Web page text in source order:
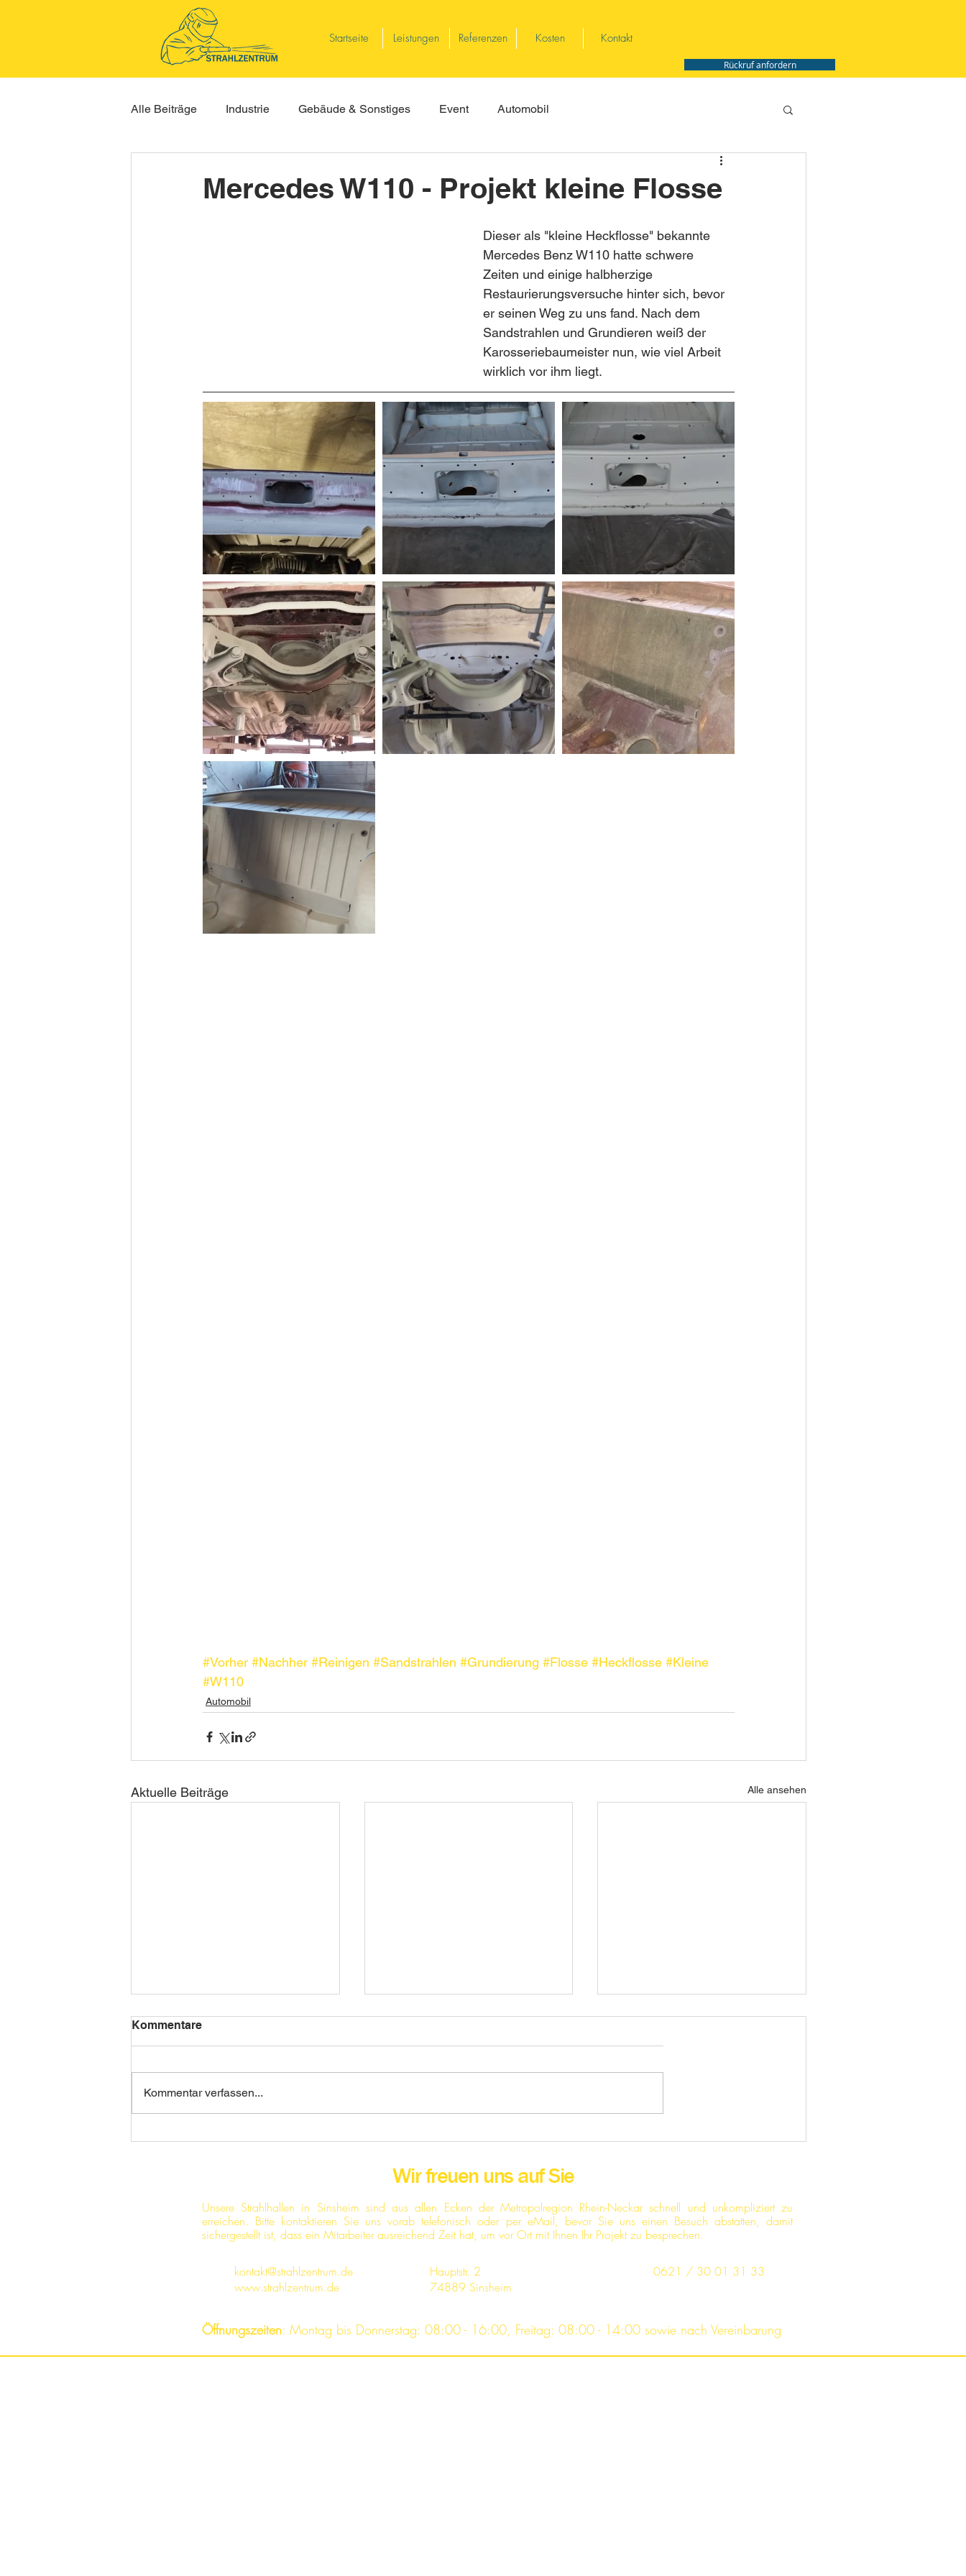
Startseite Leistungen Referenzen Kosten Kontakt
Rückruf anfordern
Alle Beiträge Industrie Gebäude & Sonstiges Event Automobil
Mercedes W110 - Projekt kleine Flosse
Dieser als "kleine Heckflosse" bekannte
Mercedes Benz W110 hatte schwere
Zeiten und einige halbherzige
Restaurierungsversuche hinter sich, bevor
er seinen Weg zu uns fand. Nach dem
Sandstrahlen und Grundieren weiß der
Karosseriebaumeister nun, wie viel Arbeit
wirklich vor ihm liegt.
#Vorher #Nachher #Reinigen #Sandstrahlen #Grundierung #Flosse #Heckflosse #Kleine
#W110
Automobil
Aktuelle Beiträge Alle ansehen
Auto Bild Klassik Mini
Kommentare
Kommentar verfassen...
Wir freuen uns auf Sie
Unsere Strahlhallen in Sinsheim sind aus allen Ecken der Metropolregion Rhein-Neckar schnell und unkompliziert zu
erreichen. Bitte kontaktieren Sie uns vorab telefonisch oder per eMail, bevor Sie uns einen Besuch abstatten, damit
sichergestellt ist, dass ein Mitarbeiter ausreichend Zeit hat, um vor Ort mit Ihnen Ihr Projekt zu besprechen.
kontakt@strahlzentrum.de
www.strahlzentrum.de
Hauptstr. 2
74889 Sinsheim
0621 / 30 01 31 33
Öffnungszeiten: Montag bis Donnerstag: 08:00 - 16:00, Freitag: 08:00 - 14:00 sowie nach Vereinbarung